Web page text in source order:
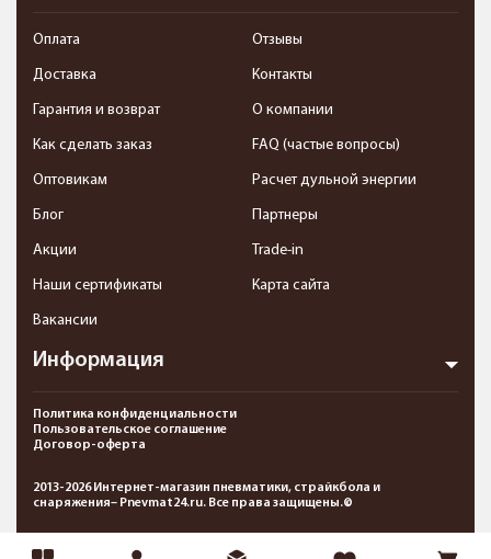
Информация
Оплата
Доставка
Гарантия и возврат
Как сделать заказ
Оптовикам
Блог
Акции
Наши сертификаты
Вакансии
Отзывы
Контакты
О компании
FAQ (частые вопросы)
Расчет дульной энергии
Партнеры
Trade-in
Карта сайта
Политика конфиденциальности
Пользовательское соглашение
Договор-оферта
2013-2026 Интернет-магазин пневматики, страйкбола и
снаряжения– Pnevmat24.ru. Все права защищены.©